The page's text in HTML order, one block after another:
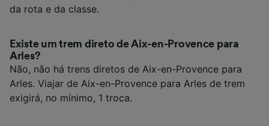
da rota e da classe.
Existe um trem direto de Aix-en-Provence para
Arles?
Não, não há trens diretos de Aix-en-Provence para
Arles. Viajar de Aix-en-Provence para Arles de trem
exigirá, no mínimo, 1 troca.